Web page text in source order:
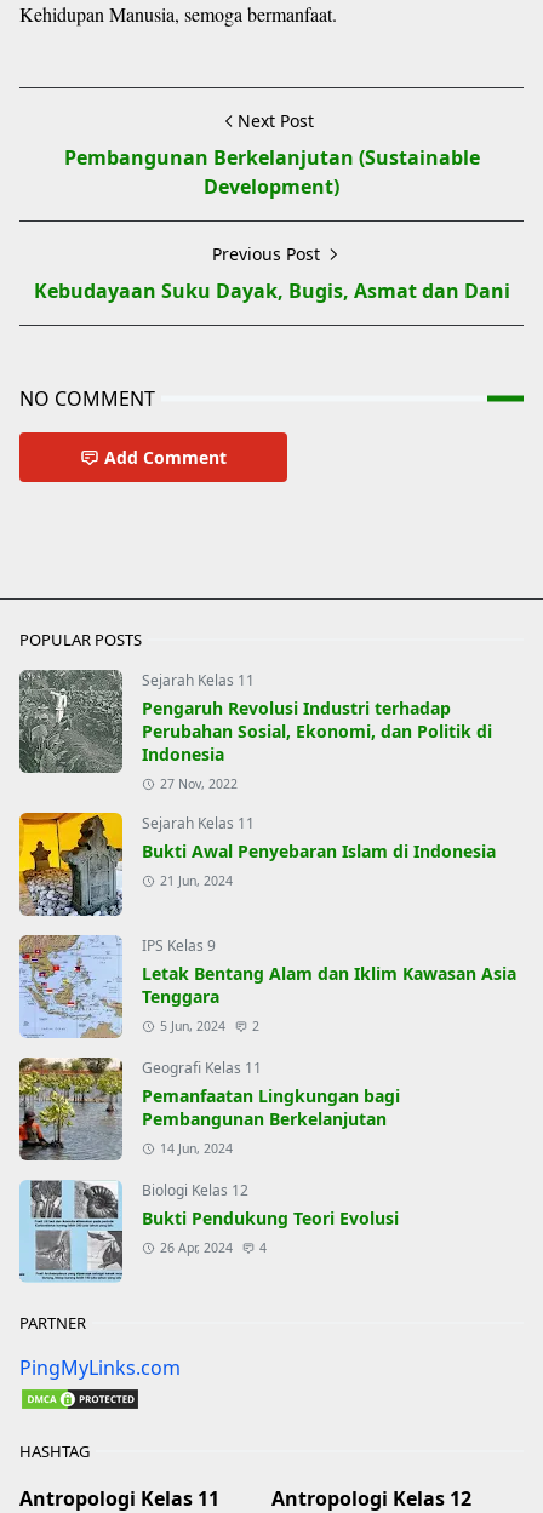
Kehidupan Manusia, semoga bermanfaat.
Next Post
Pembangunan Berkelanjutan (Sustainable
Development)
Previous Post
Kebudayaan Suku Dayak, Bugis, Asmat dan Dani
NO COMMENT
Add Comment
POPULAR POSTS
Sejarah Kelas 11
Pengaruh Revolusi Industri terhadap
Perubahan Sosial, Ekonomi, dan Politik di
Indonesia
27 Nov, 2022
Sejarah Kelas 11
Bukti Awal Penyebaran Islam di Indonesia
21 Jun, 2024
IPS Kelas 9
Letak Bentang Alam dan Iklim Kawasan Asia
Tenggara
5 Jun, 2024 2
Geografi Kelas 11
Pemanfaatan Lingkungan bagi
Pembangunan Berkelanjutan
14 Jun, 2024
Biologi Kelas 12
Bukti Pendukung Teori Evolusi
26 Apr, 2024 4
PARTNER
PingMyLinks.com
HASHTAG
Antropologi Kelas 11
Antropologi Kelas 12